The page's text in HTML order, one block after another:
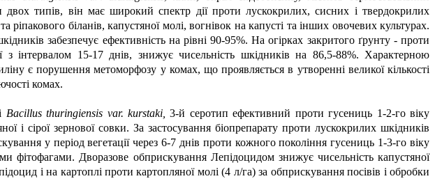
двох типів, він має широкий спектр дії проти лускокрилих, сисних і твердокрилих
біланів, капустяної молі, вогнівок на капусті та інших овочевих культурах.
забезпечує ефективність на рівні 90-95%. На огірках закритого ґрунту - проти
з інтервалом 15-17 днів, знижує чисельність шкідників на 86,5-88%. Характерною
є порушення метоморфозу у комах, що проявляється в утворенні великої кількості
комах.
Bacillus thuringiensis var. kurstaki, 3-й серотип ефективний проти гусениць 1-2-го віку
і сірої зернової совки. За застосування біопрепарату проти лускокрилих шкідників
у період вегетації через 6-7 днів проти кожного покоління гусениць 1-3-го віку
фітофагами. Дворазове обприскування Лепідоцидом знижує чисельність капустяної
і на картоплі проти картопляної молі (4 л/га) за обприскування посівів і обробки